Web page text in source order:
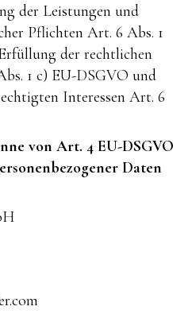
der Leistungen und
Pflichten Art. 6 Abs. 1
der rechtlichen
1 c) EU-DSGVO und
Interessen Art. 6
von Art. 4 EU-DSGVO
Daten